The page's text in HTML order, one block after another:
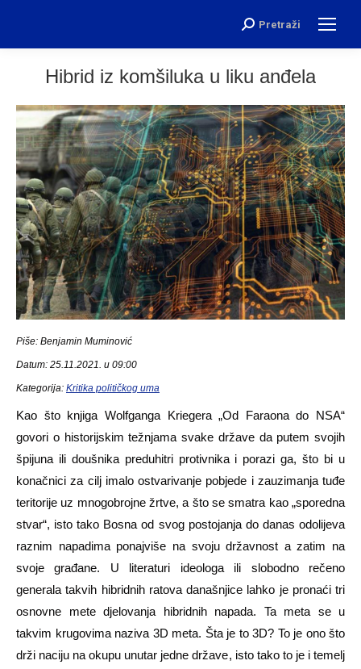
Search:
Pretraži
Hibrid iz komšiluka u liku anđela
Piše: Benjamin Muminović
Datum: 25.11.2021. u 09:00
Kategorija: Kritika političkog uma
Kao što knjiga Wolfganga Kriegera „Od Faraona do NSA“
govori o historijskim težnjama svake države da putem svojih
špijuna ili doušnika preduhitri protivnika i porazi ga, što bi u
konačnici za cilj imalo ostvarivanje pobjede i zauzimanja tuđe
teritorije uz mnogobrojne žrtve, a što se smatra kao „sporedna
stvar“, isto tako Bosna od svog postojanja do danas odolijeva
raznim napadima ponajviše na svoju državnost a zatim na
svoje građane. U literaturi ideologa ili slobodno rečeno
generala takvih hibridnih ratova današnjice lahko je pronaći tri
osnovne mete djelovanja hibridnih napada. Ta meta se u
takvim krugovima naziva 3D meta. Šta je to 3D? To je ono što
drži naciju na okupu unutar jedne države, isto tako to je i temelj